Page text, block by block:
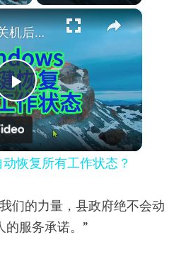
×
P
l
y
如何让电脑关机后自动恢复所有工作状态？
恢复所有工作状态？
们的力量，县政府绝不会动
的服务承诺。”